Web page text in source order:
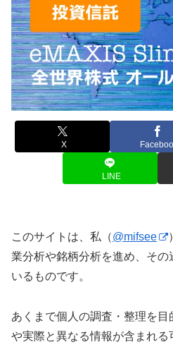
X
LINE
このサイトは、私（@mifsee
業分析や銘柄分析を進め、そ
いるものです。
あくまで個人の調査・整理を目
や実際と異なる情報が含まれる